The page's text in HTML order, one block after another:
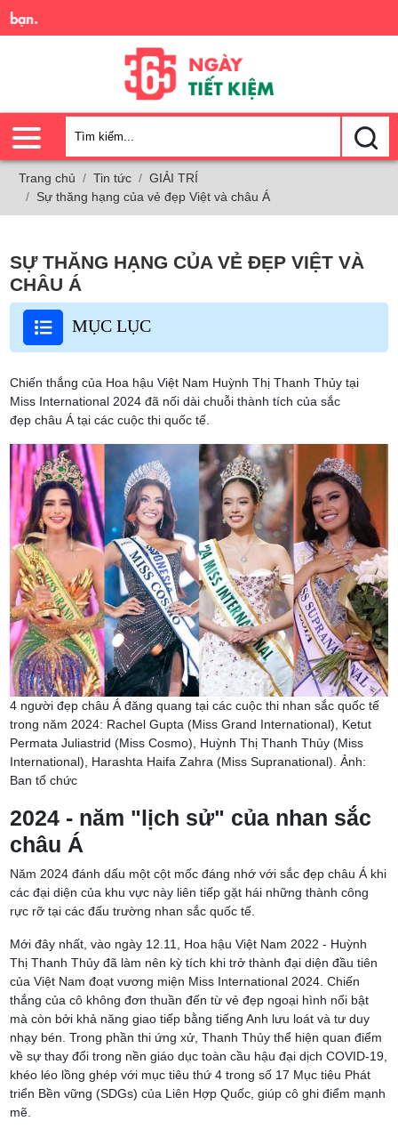
Trang chủ Tin tức
GIẢI TRÍ
Sự thăng hạng của vẻ đẹp Việt và châu Á
SỰ THĂNG HẠNG CỦA VẺ ĐẸP VIỆT VÀ
CHÂU Á
MỤC LỤC
Chiến thắng của Hoa hậu Việt Nam Huỳnh Thị Thanh Thủy tại
Miss International 2024 đã nối dài chuỗi thành tích của sắc
đẹp châu Á tại các cuộc thi quốc tế.
4 người đẹp châu Á đăng quang tại các cuộc thi nhan sắc quốc tế
trong năm 2024: Rachel Gupta (Miss Grand International), Ketut
Permata Juliastrid (Miss Cosmo), Huỳnh Thị Thanh Thủy (Miss
International), Harashta Haifa Zahra (Miss Supranational). Ảnh:
Ban tổ chức
2024 - năm "lịch sử" của nhan sắc
châu Á
Năm 2024 đánh dấu một cột mốc đáng nhớ với sắc đẹp châu Á khi
các đại diện của khu vực này liên tiếp gặt hái những thành công
rực rỡ tại các đấu trường nhan sắc quốc tế.
Mới đây nhất, vào ngày 12.11, Hoa hậu Việt Nam 2022 - Huỳnh
Thị Thanh Thủy đã làm nên kỳ tích khi trở thành đại diện đầu tiên
của Việt Nam đoạt vương miện Miss International 2024. Chiến
thắng của cô không đơn thuần đến từ vẻ đẹp ngoại hình nổi bật
mà còn bởi khả năng giao tiếp bằng tiếng Anh lưu loát và tư duy
nhạy bén. Trong phần thi ứng xử, Thanh Thủy thể hiện quan điểm
về sự thay đổi trong nền giáo dục toàn cầu hậu đại dịch COVID-19,
khéo léo lồng ghép với mục tiêu thứ 4 trong số 17 Mục tiêu Phát
triển Bền vững (SDGs) của Liên Hợp Quốc, giúp cô ghi điểm mạnh
mẽ.